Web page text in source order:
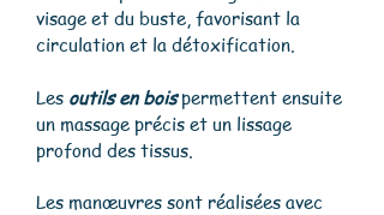
visage et du buste, favorisant la
circulation et la détoxification.
Les outils en boispermettent ensuite
un massage précis et un lissage
profond des tissus.
Les manœuvres sont réalisées avec